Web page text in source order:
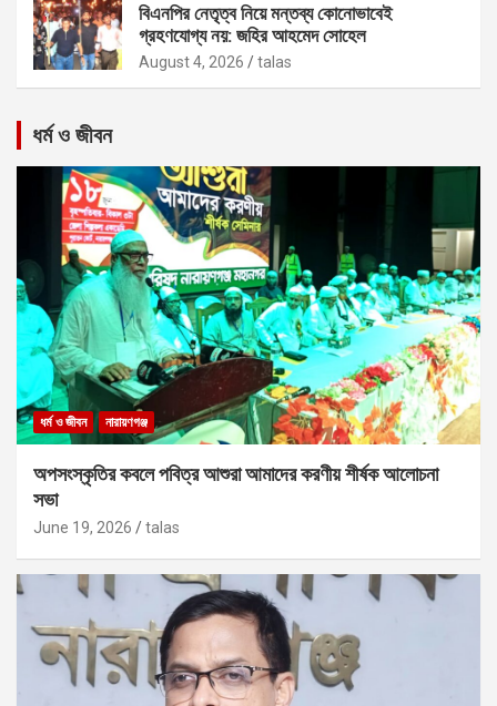
বিএনপির নেতৃত্ব নিয়ে মন্তব্য কোনোভাবেই
গ্রহণযোগ্য নয়: জহির আহমেদ সোহেল
August 4, 2026 talas
ধর্ম ও জীবন
ধর্ম ও জীবন নারায়ণগঞ্জ
অপসংস্কৃতির কবলে পবিত্র আশুরা আমাদের করণীয় শীর্ষক আলোচনা
সভা
June 19, 2026 talas